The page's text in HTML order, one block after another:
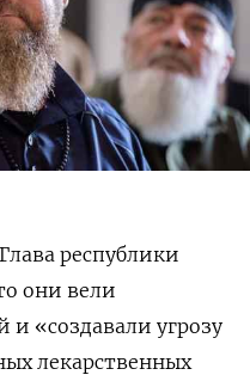
республики
они вели
и «создавали угрозу
лекарственных